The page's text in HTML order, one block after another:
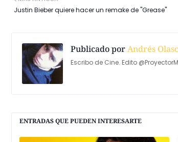
Justin Bieber quiere hacer un remake de "Grease"
Publicado porAndrés
Escribo de Cine. Edito
ENTRADAS QUE PUEDEN INTERESARTE